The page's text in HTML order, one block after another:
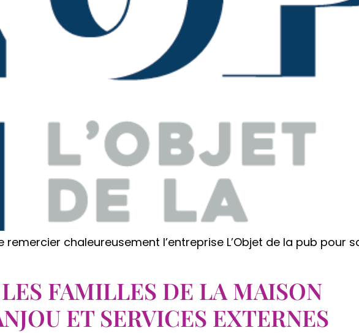
remercier chaleureusement l’entreprise L’Objet de la pub pour
FAMILLES DE LA MAISON
ET SERVICES EXTERNES